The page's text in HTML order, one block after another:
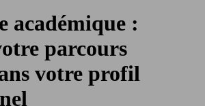
académique :
parcours
votre profil